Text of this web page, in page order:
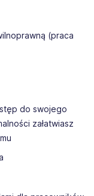
(praca
do swojego
załatwiasz